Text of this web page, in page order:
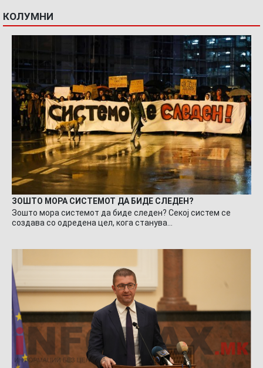
КОЛУМНИ
ЗОШТО МОРА СИСТЕМОТ ДА БИДЕ СЛЕДЕН?
Зошто мора системот да биде следен? Секој систем се
создава со одредена цел, кога станува…